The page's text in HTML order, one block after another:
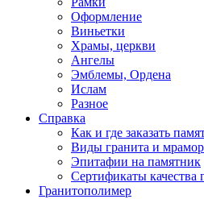
Оформление
Виньетки
Храмы, церкви
Ангелы
Эмблемы, Ордена
Ислам
Разное
Справка
Как и где заказать
Виды гранита и
Эпитафии на памятник
Сертификаты качества
Гранитополимер